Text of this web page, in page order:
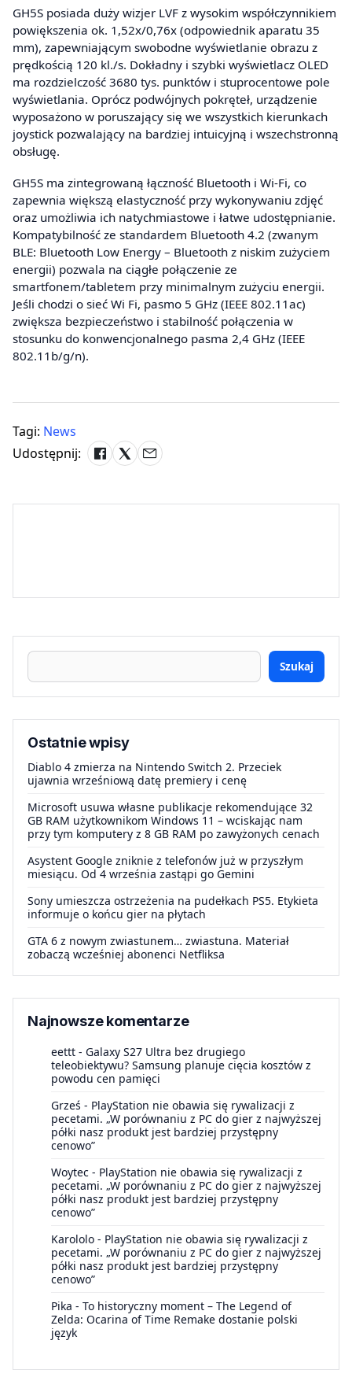
GH5S posiada duży wizjer LVF z wysokim współczynnikiem
powiększenia ok. 1,52x/0,76x (odpowiednik aparatu 35
mm), zapewniającym swobodne wyświetlanie obrazu z
prędkością 120 kl./s. Dokładny i szybki wyświetlacz OLED
ma rozdzielczość 3680 tys. punktów i stuprocentowe pole
wyświetlania. Oprócz podwójnych pokręteł, urządzenie
wyposażono w poruszający się we wszystkich kierunkach
joystick pozwalający na bardziej intuicyjną i wszechstronną
obsługę.
GH5S ma zintegrowaną łączność Bluetooth i Wi-Fi, co
zapewnia większą elastyczność przy wykonywaniu zdjęć
oraz umożliwia ich natychmiastowe i łatwe udostępnianie.
Kompatybilność ze standardem Bluetooth 4.2 (zwanym
BLE: Bluetooth Low Energy – Bluetooth z niskim zużyciem
energii) pozwala na ciągłe połączenie ze
smartfonem/tabletem przy minimalnym zużyciu energii.
Jeśli chodzi o sieć Wi Fi, pasmo 5 GHz (IEEE 802.11ac)
zwiększa bezpieczeństwo i stabilność połączenia w
stosunku do konwencjonalnego pasma 2,4 GHz (IEEE
802.11b/g/n).
Tagi: News
Udostępnij:
Szukaj
Ostatnie wpisy
Diablo 4 zmierza na Nintendo Switch 2. Przeciek
ujawnia wrześniową datę premiery i cenę
Microsoft usuwa własne publikacje rekomendujące 32
GB RAM użytkownikom Windows 11 – wciskając nam
przy tym komputery z 8 GB RAM po zawyżonych cenach
Asystent Google zniknie z telefonów już w przyszłym
miesiącu. Od 4 września zastąpi go Gemini
Sony umieszcza ostrzeżenia na pudełkach PS5. Etykieta
informuje o końcu gier na płytach
GTA 6 z nowym zwiastunem… zwiastuna. Materiał
zobaczą wcześniej abonenci Netfliksa
Najnowsze komentarze
eettt - Galaxy S27 Ultra bez drugiego
teleobiektywu? Samsung planuje cięcia kosztów z
powodu cen pamięci
Grześ - PlayStation nie obawia się rywalizacji z
pecetami. „W porównaniu z PC do gier z najwyższej
półki nasz produkt jest bardziej przystępny
cenowo”
Woytec - PlayStation nie obawia się rywalizacji z
pecetami. „W porównaniu z PC do gier z najwyższej
półki nasz produkt jest bardziej przystępny
cenowo”
Karololo - PlayStation nie obawia się rywalizacji z
pecetami. „W porównaniu z PC do gier z najwyższej
półki nasz produkt jest bardziej przystępny
cenowo”
Pika - To historyczny moment – The Legend of
Zelda: Ocarina of Time Remake dostanie polski
język